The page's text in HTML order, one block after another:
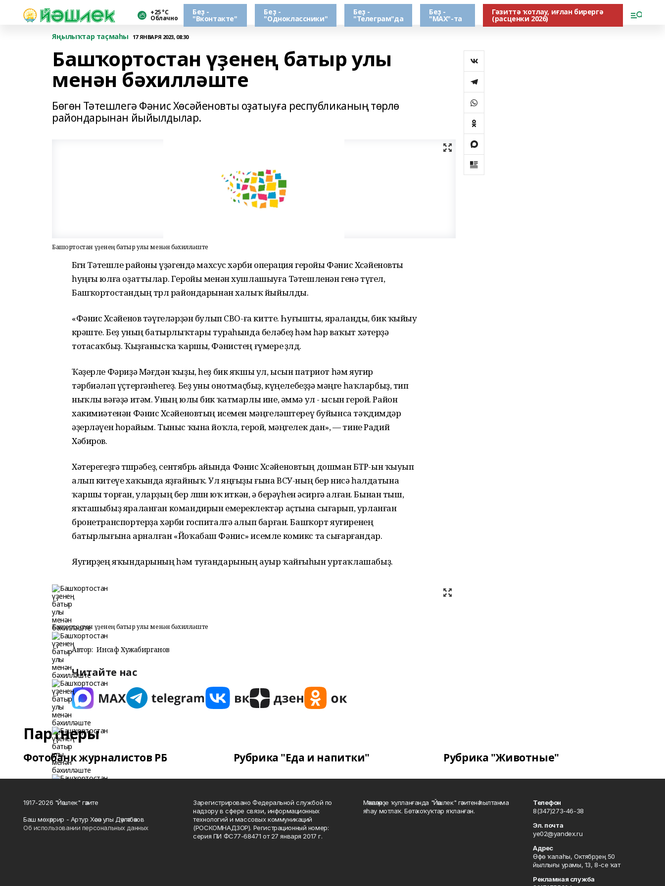
+25 °С
Облачно
Беҙ -
"Вконтакте"
Беҙ -
"Одноклассники"
Беҙ -
"Телеграм"да
Беҙ -
"МАХ"-та
Гәзиттә ҡотлау, иғлан бирергә
(расценки 2026)
Яңылыҡтар таҫмаһы
17 ЯНВАРЯ 2023, 08:30
Башҡортостан үҙенең батыр улы
менән бәхилләште
Бөгөн Тәтешлегә Фәнис Хөсәйеновты оҙатыуға республиканың төрлө
райондарынан йыйылдылар.
Башҡортостан үҙенең батыр улы менән бәхилләште
Бөгөн Тәтешле районы үҙәгендә махсус хәрби операция геройы Фәнис Хөсәйеновты
һуңғы юлға оҙаттылар. Геройы менән хушлашыуға Тәтешленән генә түгел,
Башҡортостандың төрлө райондарынан халыҡ йыйылды.
«Фәнис Хөсәйенов тәүгеләрҙән булып СВО-ға китте. Һуғышты, яраланды, бик ҡыйыу
көрәште. Беҙ уның батырлыҡтары тураһында беләбеҙ һәм һәр ваҡыт хәтерҙә
тотасаҡбыҙ. Ҡыҙғанысҡа ҡаршы, Фәнистең ғүмере өҙөлдө.
Ҡәҙерле Фәриҙә Мәғдән ҡыҙы, һеҙ бик яҡшы ул, ысын патриот һәм яугир
тәрбиәләп үҫтергәнһегеҙ. Беҙ уны онотмаҫбыҙ, күңелебеҙҙә мәңге һаҡларбыҙ, тип
ныҡлы вәғәҙә итәм. Уның юлы бик ҡатмарлы ине, әммә ул - ысын герой. Район
хакимиәтенән Фәнис Хөсәйеновтың исемен мәңгеләштереү буйынса тәҡдимдәр
әҙерләүен һорайым. Тыныс ҡына йоҡла, герой, мәңгелек дан», — тине Радий
Хәбиров.
Хәтерегеҙгә төшөрәбеҙ, сентябрь айында Фәнис Хөсәйеновтың дошман БТР-ын ҡыуып
алып китеүе хаҡында яҙғайныҡ. Ул яңғыҙы ғына ВСУ-ның бер нисә һалдатына
ҡаршы торған, уларҙың бер өлөшөн юҡ иткән, ә берәүһен әсиргә алған. Бынан тыш,
яҡташыбыҙ яраланған командирын емереклектәр аҫтына сығарып, урланған
бронетранспортерҙа хәрби госпиталгә алып барған. Башҡорт яугиренең
батырлығына арналған «Йоҡабаш Фәнис» исемле комикс та сығарғандар.
Яугирҙең яҡындарының һәм туғандарының ауыр ҡайғыһын уртаҡлашабыҙ.
Башҡортостан үҙенең батыр улы менән бәхилләште
Автор: Инсаф Хужабирганов
Читайте нас
Партнеры
Фотобанк журналистов РБ Рубрика "Еда и напитки" Рубрика "Животные"
1917-2026 "Йәшлек" гәзите
Баш мөхәррир - Артур Хәсән улы Дәүләтбәков
Об использовании персональных данных
Зарегистрировано Федеральной службой по
надзору в сфере связи, информационных
технологий и массовых коммуникаций
(РОСКОМНАДЗОР). Регистрационный номер:
серия ПИ ФС77-68471 от 27 января 2017 г.
Мәҡәләләрҙе ҡулланғанда "Йәшлек" гәзитенә һылтанма
яһау мотлаҡ. Бөтә хоҡуҡтар яҡланған.
Телефон
8(347)273-46-38
Эл. почта
ye02@yandex.ru
Адрес
Өфө ҡалаһы, Октябрҙең 50
йыллығы урамы, 13, 8-се ҡат
Рекламная служба